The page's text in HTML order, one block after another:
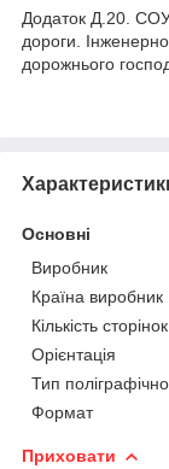
Додаток Д.20.
дороги.
дорожнього
Основні
Виробник
Країна виробник
Кількість сторінок
Орієнтація
Тип
Формат
Приховати